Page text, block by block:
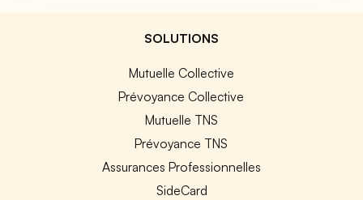
SOLUTIONS
Mutuelle Collective
Prévoyance Collective
Mutuelle TNS
Prévoyance TNS
Assurances Professionnelles
SideCard